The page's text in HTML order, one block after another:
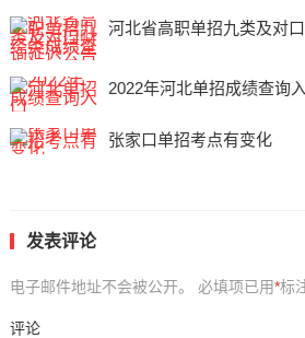
河北省高职单招九类及对
2022年河北单招成绩查询
张家口单招考点有变化
发表评论
电子邮件地址不会被公开。 必填项已用*标
评论